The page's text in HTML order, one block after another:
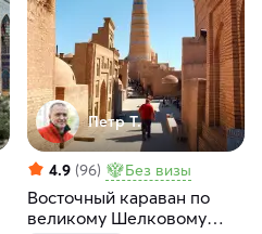
Петр Т.
4.9 (96) Без визы
Восточный караван по
великому Шелковому